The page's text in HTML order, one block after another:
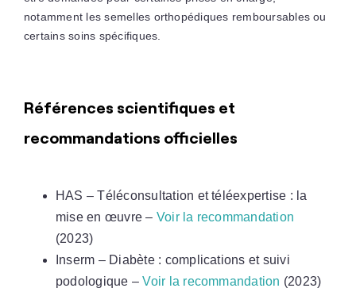
notamment les semelles orthopédiques remboursables ou
certains soins spécifiques.
Références scientifiques et
recommandations officielles
HAS – Téléconsultation et téléexpertise : la
mise en œuvre – Voir la recommandation
(2023)
Inserm – Diabète : complications et suivi
podologique –Voir la recommandation (2023)